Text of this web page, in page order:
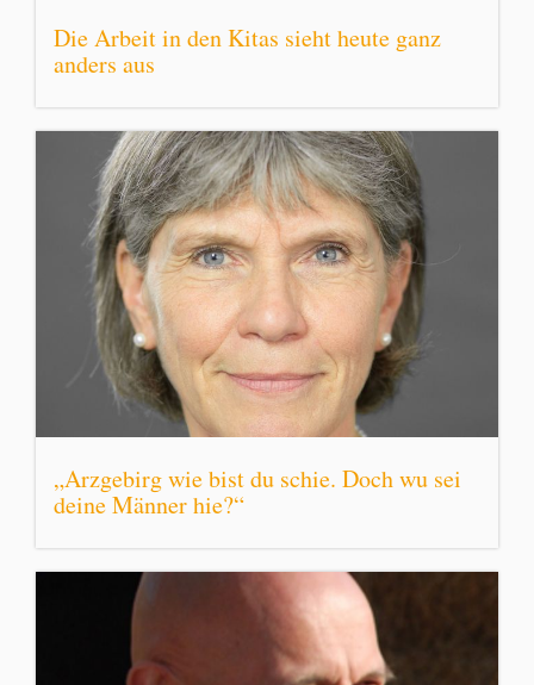
Die Arbeit in den Kitas sieht heute ganz
anders aus
„Arzgebirg wie bist du schie. Doch wu sei
deine Männer hie?“